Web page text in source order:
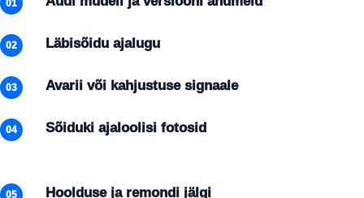
01
02 Läbisõidu ajalugu
03 Avarii või kahjustuse signaale
04 Sõiduki ajaloolisi fotosid
05 Hoolduse ja remondi jälgi